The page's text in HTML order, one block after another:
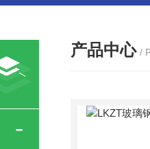
产品中心 /